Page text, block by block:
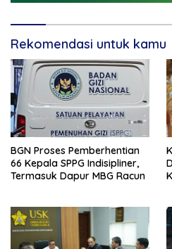
Rekomendasi untuk kamu
BGN Proses Pemberhentian
66 Kepala SPPG Indisipliner,
Termasuk Dapur MBG Racun